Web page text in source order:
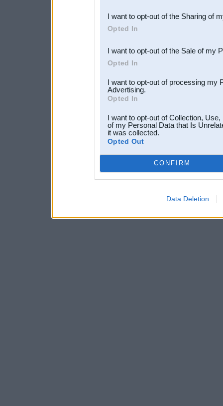
Downstream Participants
third parties.
I want to opt-out of the Sharing of
Opted In
I want to opt-out of the Sale of my
Opted In
I want to opt-out of processing my
Advertising.
Opted In
I want to opt-out of Collection,
of my Personal Data that Is
it was collected.
Opted Out
CONFIRM
Data Deletion